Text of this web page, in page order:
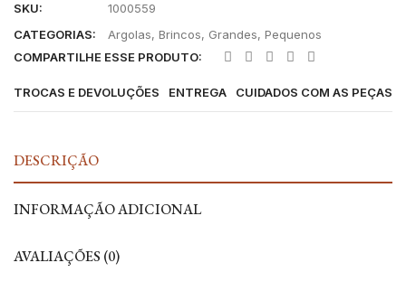
SKU:
1000559
CATEGORIAS:
Argolas, Brincos, Grandes, Pequenos
COMPARTILHE ESSE PRODUTO:
TROCAS E DEVOLUÇÕES ENTREGA CUIDADOS COM AS PEÇAS
DESCRIÇÃO
INFORMAÇÃO ADICIONAL
AVALIAÇÕES (0)